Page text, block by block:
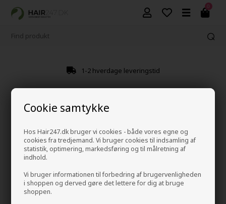
Cookie samtykke
Hos Hair247.dk bruger vi cookies - både vores egne og
cookies fra tredjemand. Vi bruger cookies til indsamling af
statistik, optimering, markedsføring og til målretning af
indhold.
Vi bruger informationen til forbedring af brugervenligheden
i shoppen og derved gøre det lettere for dig at bruge
shoppen.
0
1-2 hverdage leveringstid